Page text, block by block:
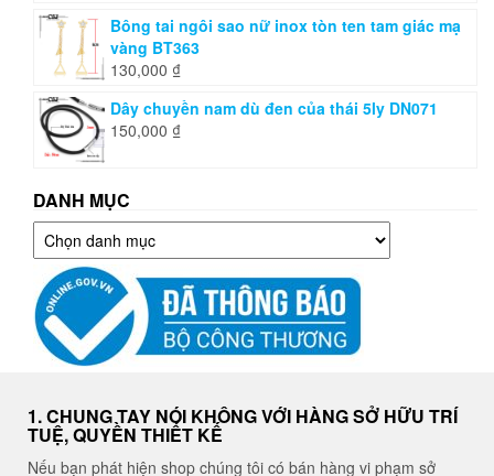
Bông tai ngôi sao nữ inox tòn ten tam giác mạ
vàng BT363
130,000 ₫
Dây chuyền nam dù đen của thái 5ly DN071
150,000 ₫
DANH MỤC
Danh
mục
1. CHUNG TAY NÓI KHÔNG VỚI HÀNG SỞ HỮU TRÍ
TUỆ, QUYỀN THIẾT KẾ
Nếu bạn phát hiện shop chúng tôi có bán hàng vi phạm sở